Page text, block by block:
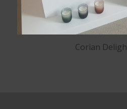
Corian